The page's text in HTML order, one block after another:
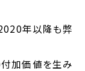
年以降も弊
加価値を生み